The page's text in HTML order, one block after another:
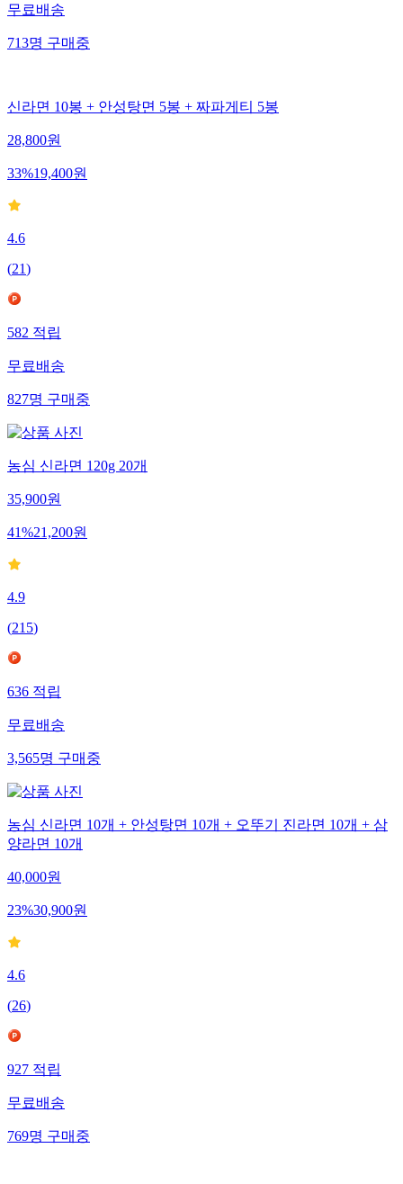
무료배송
713명구매중
신라면 10봉 + 안성탕면 5봉 + 짜파게티 5봉
28,800원
33%19,400원
4.6
(21)
582적립
무료배송
827명구매중
농심 신라면 120g 20개
35,900원
41%21,200원
4.9
(215)
636적립
무료배송
3,565명구매중
농심 신라면 10개 + 안성탕면 10개 + 오뚜기 진라면 10개 + 삼
양라면 10개
40,000원
23%30,900원
4.6
(26)
927적립
무료배송
769명구매중